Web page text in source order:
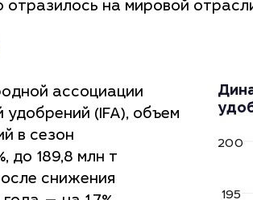
отразилось на мировой
ассоциации
(IFA), объем
в сезон
до 189,8 млн т
снижения
195
200